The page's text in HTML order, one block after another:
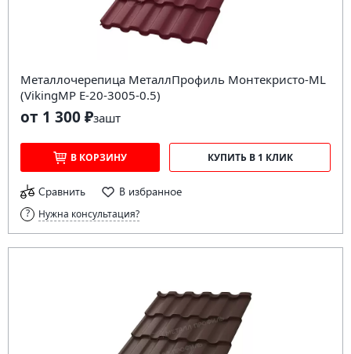
Металлочерепица МеталлПрофиль Монтекристо-ML
(VikingMP E-20-3005-0.5)
от 1 300 ₽зашт
В КОРЗИНУ КУПИТЬ В 1 КЛИК
Сравнить В избранное
Нужна консультация?